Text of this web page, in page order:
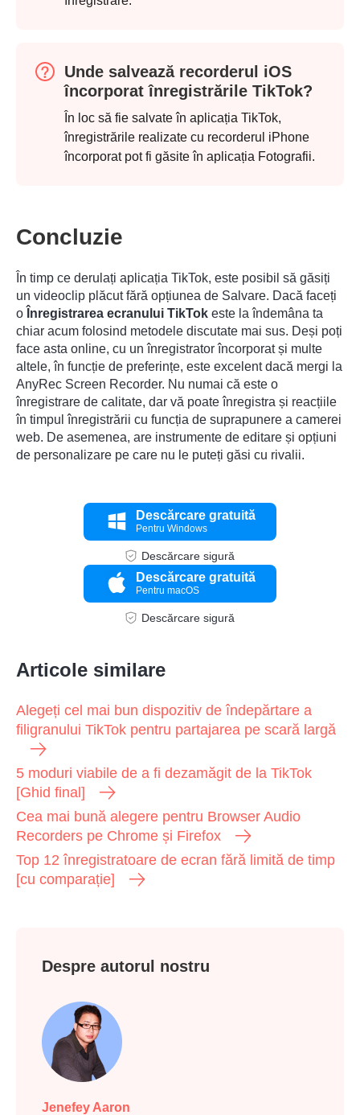
Pasul 1.
Pasul 2.
Unde salvează recorderul iOS
încorporat înregistrările TikTok?
În loc să fie salvate în aplicația TikTok,
înregistrările realizate cu recorderul iPhone
încorporat pot fi găsite în aplicația Fotografii.
Concluzie
În timp ce derulați aplicația TikTok, este posibil să găsiți
un videoclip plăcut fără opțiunea de Salvare. Dacă faceți
o Înregistrarea ecranului TikTok este la îndemâna ta
chiar acum folosind metodele discutate mai sus. Deși poți
face asta online, cu un înregistrator încorporat și multe
altele, în funcție de preferințe, este excelent dacă mergi la
AnyRec Screen Recorder. Nu numai că este o
înregistrare de calitate, dar vă poate înregistra și reacțiile
în timpul înregistrării cu funcția de suprapunere a camerei
web. De asemenea, are instrumente de editare și opțiuni
de personalizare pe care nu le puteți găsi cu rivalii.
Descărcare gratuită
Pentru Windows
Descărcare sigură
Descărcare gratuită
Pentru macOS
Descărcare sigură
Articole similare
Alegeți cel mai bun dispozitiv de îndepărtare a
filigranului TikTok pentru partajarea pe scară largă
5 moduri viabile de a fi dezamăgit de la TikTok
[Ghid final]
Cea mai bună alegere pentru Browser Audio
Recorders pe Chrome și Firefox
Top 12 înregistratoare de ecran fără limită de timp
[cu comparație]
Despre autorul nostru
Jenefey Aaron